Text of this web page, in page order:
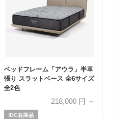
ベッドフレーム「アウラ」半革
張り スラットベース 全6サイズ
全2色
218,000 円 ～
IDC在庫品